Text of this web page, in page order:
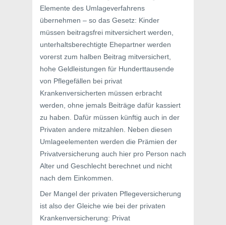
Elemente des Umlageverfahrens
übernehmen – so das Gesetz: Kinder
müssen beitragsfrei mitversichert werden,
unterhaltsberechtigte Ehepartner werden
vorerst zum halben Beitrag mitversichert,
hohe Geldleistungen für Hunderttausende
von Pflegefällen bei privat
Krankenversicherten müssen erbracht
werden, ohne jemals Beiträge dafür kassiert
zu haben. Dafür müssen künftig auch in der
Privaten andere mitzahlen. Neben diesen
Umlageelementen werden die Prämien der
Privatversicherung auch hier pro Person nach
Alter und Geschlecht berechnet und nicht
nach dem Einkommen.
Der Mangel der privaten Pflegeversicherung
ist also der Gleiche wie bei der privaten
Krankenversicherung: Privat